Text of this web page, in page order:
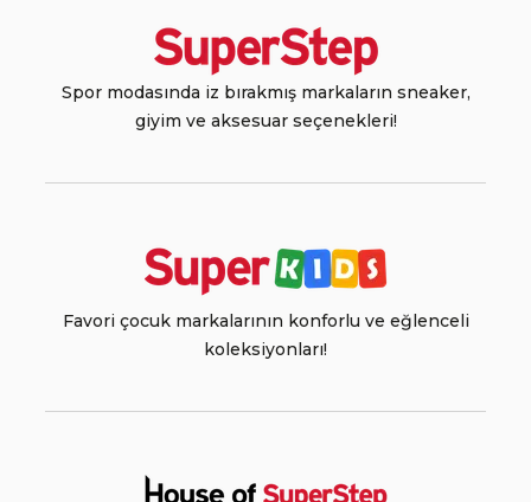
Spor modasında iz bırakmış markaların sneaker,
giyim ve aksesuar seçenekleri!
Favori çocuk markalarının konforlu ve eğlenceli
koleksiyonları!